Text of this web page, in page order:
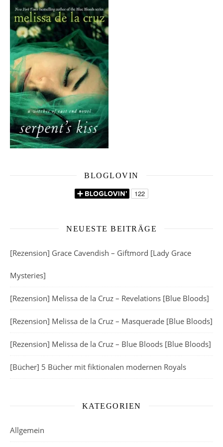
BLOGLOVIN
NEUESTE BEITRÄGE
[Rezension] Grace Cavendish – Giftmord [Lady Grace
Mysteries]
[Rezension] Melissa de la Cruz – Revelations [Blue Bloods]
[Rezension] Melissa de la Cruz – Masquerade [Blue Bloods]
[Rezension] Melissa de la Cruz – Blue Bloods [Blue Bloods]
[Bücher] 5 Bücher mit fiktionalen modernen Royals
KATEGORIEN
Allgemein